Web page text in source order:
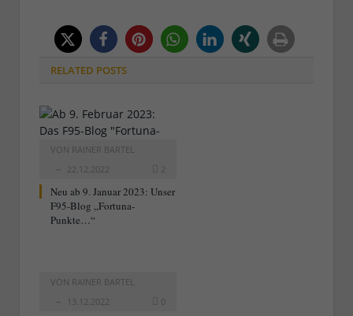
RELATED POSTS
VON RAINER BARTEL
22.12.2022
2
Neu ab 9. Januar 2023: Unser
F95-Blog „Fortuna-
Punkte…“
VON RAINER BARTEL
13.12.2022
0